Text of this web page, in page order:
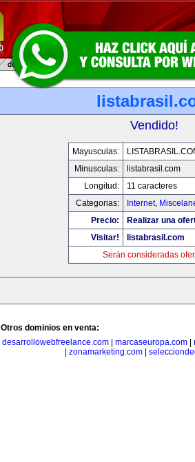
Vendido!
Mayusculas:
Minusculas:
listabrasil.com
Longitud:
11 caracteres
Categorias:
Internet,
Precio:
Realizar una
Visitar!
listabrasil.com
Serán consideradas
Otros dominios en venta:
desarrollowebfreelance.com| marcaseuropa.com|
zonamarketing.com